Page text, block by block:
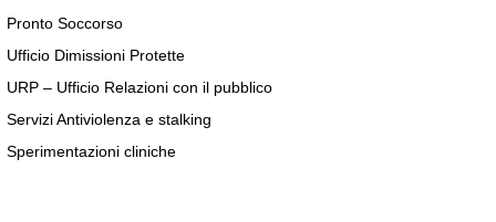
Pronto Soccorso
Ufficio Dimissioni Protette
URP – Ufficio Relazioni con il pubblico
Servizi Antiviolenza e stalking
Sperimentazioni cliniche